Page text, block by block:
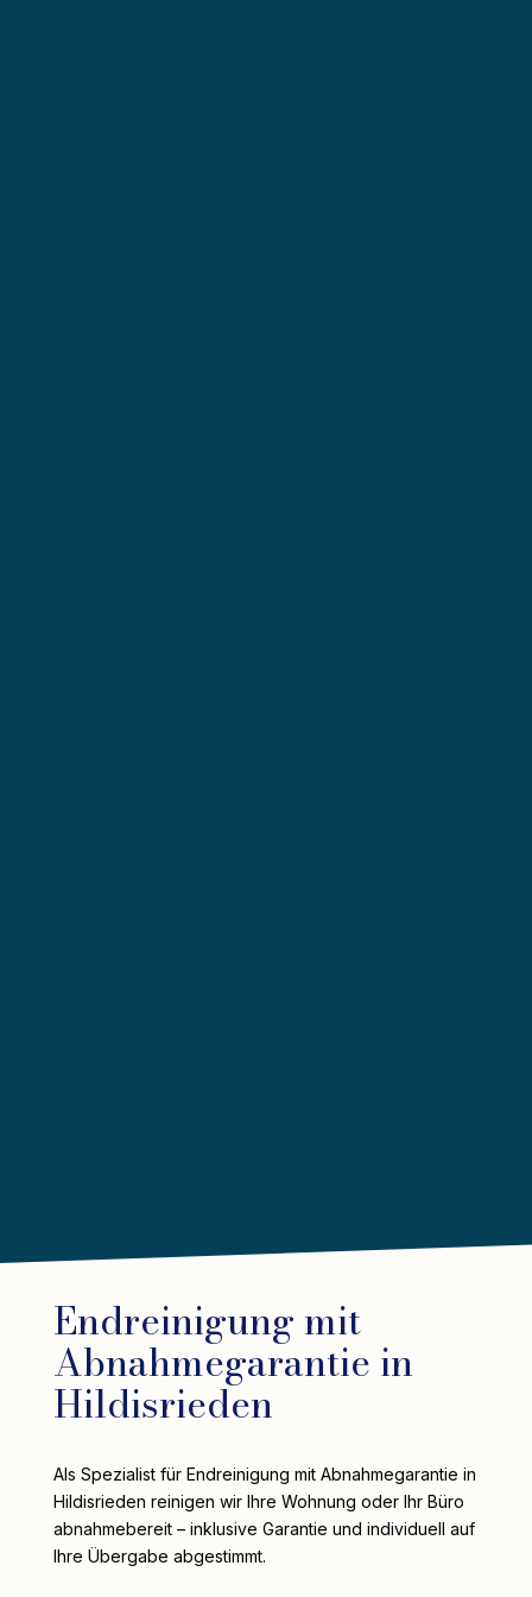
Endreinigung mit
Abnahmegarantie in
Hildisrieden
Als Spezialist für Endreinigung mit Abnahmegarantie in
Hildisrieden reinigen wir Ihre Wohnung oder Ihr Büro
abnahmebereit – inklusive Garantie und individuell auf
Ihre Übergabe abgestimmt.